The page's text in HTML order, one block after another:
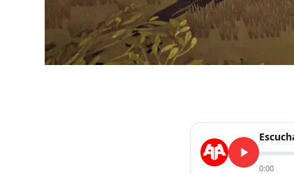
0:00